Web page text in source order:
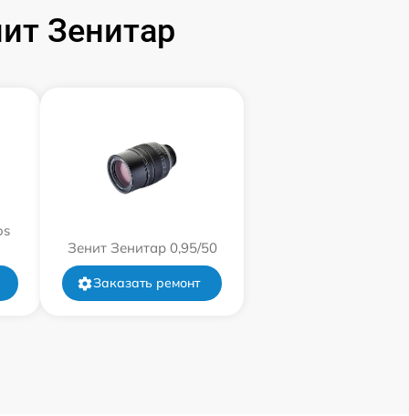
1500 р
400 р
Зенитар
Зенит Зенитар 0,95/50
Заказать ремонт